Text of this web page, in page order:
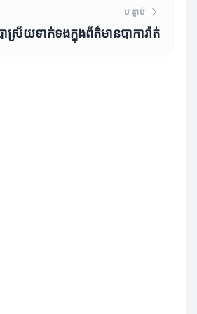
បន្ទាប់
ាស្រ័យទាក់ទងក្នុងព័ត៌មានបាការ៉ាត់